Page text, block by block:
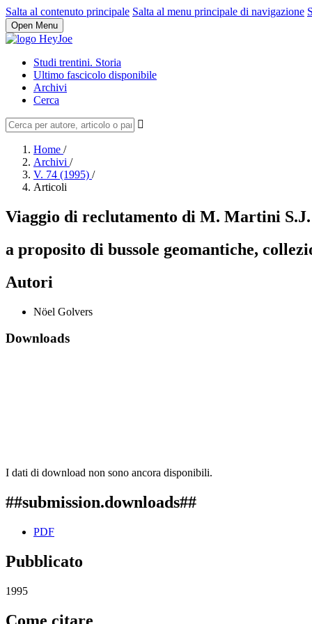
Salta al contenuto principale Salta al menu principale di navigazione
Open Menu
Studi trentini. Storia
Ultimo fascicolo disponibile
Archivi
Cerca
Home /
Archivi /
V. 74 (1995) /
Articoli
Viaggio di reclutamento di M. Martini S.J.
a proposito di bussole geomantiche,
Autori
Nöel Golvers
Downloads
I dati di download non sono ancora disponibili.
##submission.downloads##
PDF
Pubblicato
1995
Come citare